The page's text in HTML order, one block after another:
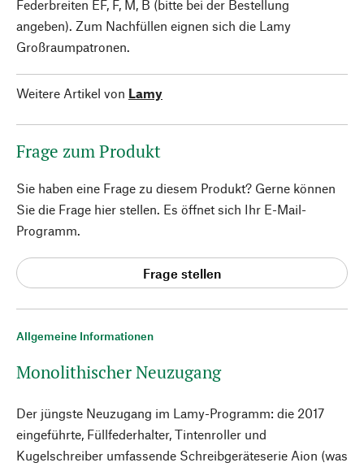
Allgemeine Informationen
Monolithischer Neuzugang
Der jüngste Neuzugang im Lamy-Programm: die 2017
eingeführte, Füllfederhalter, Tintenroller und
Kugelschreiber umfassende Schreibgeräteserie Aion (was
Federbreiten EF, F, M, B (bitte bei der Bestellung
angeben). Zum Nachfüllen eignen sich die Lamy
Großraumpatronen.
Weitere Artikel von Lamy
Frage zum Produkt
Sie haben eine Frage zu diesem Produkt? Gerne können
Sie die Frage hier stellen. Es öffnet sich Ihr E-Mail-
Programm.
Frage stellen